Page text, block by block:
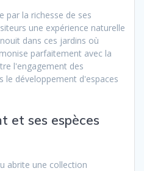
par la richesse de ses
une expérience naturelle
dans ces jardins où
parfaitement avec la
l'engagement des
le développement d'espaces
et ses espèces
abrite une collection